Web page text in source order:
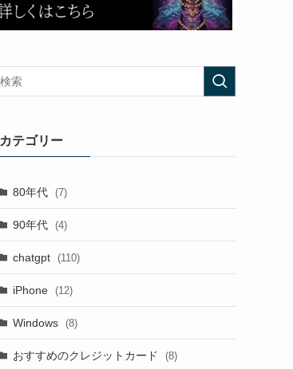
カテゴリー
80年代 (7)
90年代 (4)
chatgpt (110)
iPhone (12)
Windows (8)
おすすめのクレジットカード (8)